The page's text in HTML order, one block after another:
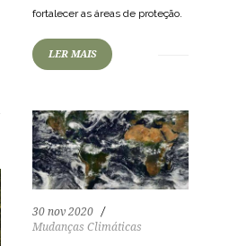
fortalecer as áreas de proteção.
LER MAIS
30 nov 2020
Mudanças Climáticas